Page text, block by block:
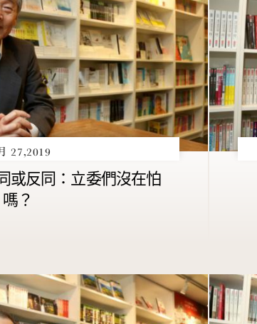
27,2019
或反同：立委們沒在怕
嗎？